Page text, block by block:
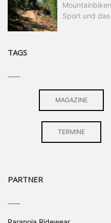
Sport und das
TAGS
MAGAZINE
TERMINE
PARTNER